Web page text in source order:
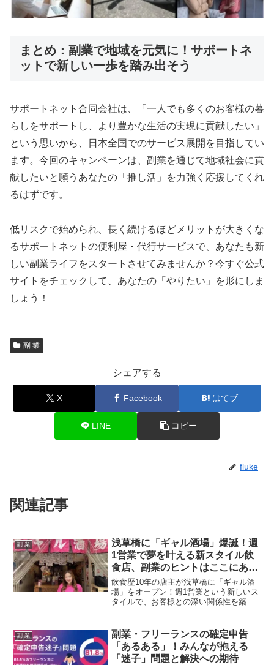
まとめ：副業で地域を元気に！サポートネ
ットで新しい一歩を踏み出そう
サポートネット合同会社は、「一人でも多くのお客様の暮
らしをサポートし、より豊かな生活の実現に貢献したい」
という思いから、日本全国でのサービス展開を目指してい
ます。今回のキャンペーンは、副業を通じて地域社会に貢
献したいと願うあなたの「推し活」を力強く応援してくれ
るはずです。
低リスクで始められ、長く続けるほどメリットが大きくな
るサポートネットの便利屋・代行サービスで、あなたも新
しい副業ライフをスタートさせてみませんか？今すぐ公式
サイトをチェックして、あなたの「やりたい」を形にしま
しょう！
副 業
シェアする
X Facebook はてブ
LINE コピー
fluke
関連記事
副 業
浅草橋に「ギャル酒場」爆誕！週
1営業で夢を叶える新スタイル飲
食店、副業のヒントはここにあ
り！
飲食歴10年の店主が浅草橋に「ギャル酒
場」をオープン！週1営業という新しいス
タイルで、お客様との深い関係性を築き
トラン」を活用した、この注目のビジネ
スモデルは、副業を考えているファンに
とっても見逃せない情報です。
副 業
副業・フリーランスの確定申告
「あるある」！みんなが抱える
「迷子」問題と解決への期待